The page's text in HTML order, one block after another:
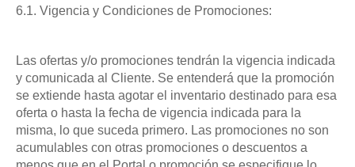
6.1. Vigencia y Condiciones de Promociones:
Las ofertas y/o promociones tendrán la vigencia indicada
y comunicada al Cliente. Se entenderá que la promoción
se extiende hasta agotar el inventario destinado para esa
oferta o hasta la fecha de vigencia indicada para la
misma, lo que suceda primero. Las promociones no son
acumulables con otras promociones o descuentos a